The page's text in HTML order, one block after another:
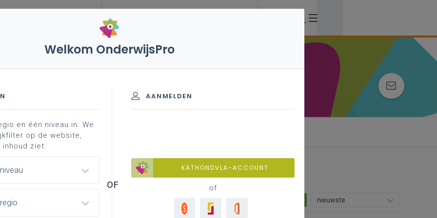
vakken en leerplannen 2de graad
finaliteit
achtergrond
nieuwste
Welkom OnderwijsPro
AANMELDEN
KATHONDVLA-ACCOUNT
of
en één niveau in. We
op de website,
ziet.